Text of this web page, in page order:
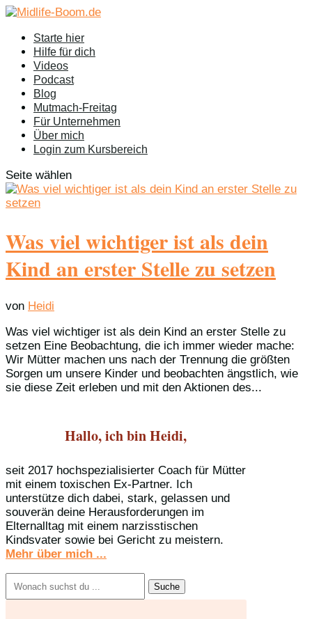
Starte hier
Hilfe für dich
Videos
Podcast
Blog
Mutmach-Freitag
Für Unternehmen
Über mich
Login zum Kursbereich
Seite wählen
Was viel wichtiger ist als dein
Kind an erster Stelle zu setzen
von Heidi
Was viel wichtiger ist als dein Kind an erster Stelle zu
setzen Eine Beobachtung, die ich immer wieder mache:
Wir Mütter machen uns nach der Trennung die größten
Sorgen um unsere Kinder und beobachten ängstlich, wie
sie diese Zeit erleben und mit den Aktionen des...
Hallo, ich bin Heidi,
seit 2017 hochspezialisierter Coach für Mütter
mit einem toxischen Ex-Partner. Ich
unterstütze dich dabei, stark, gelassen und
souverän deine Herausforderungen im
Elternalltag mit einem narzisstischen
Kindsvater sowie bei Gericht zu meistern.
Mehr über mich ...
nach: